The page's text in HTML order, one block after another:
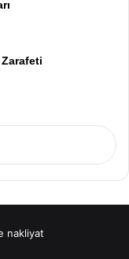
Zarafeti
nakliyat